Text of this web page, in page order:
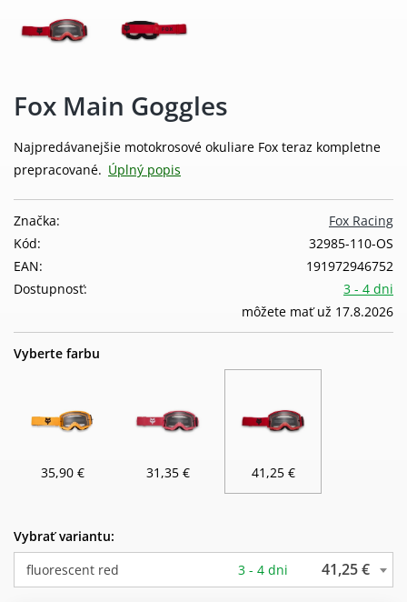
Fox Main Goggles
Najpredávanejšie motokrosové okuliare Fox teraz kompletne
prepracované. Úplný popis
Fox Racing
Značka:
32985-110-OS
Kód:
191972946752
EAN:
3 - 4 dni
môžete mať už 17.8.2026
Dostupnosť:
Vyberte farbu
35,90 € 31,35 € 41,25 €
Vybrať variantu:
fluorescent red
3 - 4 dni 41,25 €